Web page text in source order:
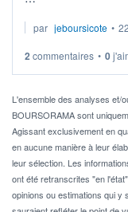
via un ETF plutôt
Idéalement, je
Pour l' ...
par jeboursicote •
2 commentaires • 0
L'ensemble des analyses et/
BOURSORAMA sont
Agissant exclusivement en
en aucune manière à leur
leur sélection. Les
ont été retranscrites "en
opinions ou estimations qui